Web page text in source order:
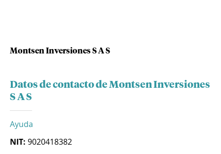
Montsen Inversiones S A S
Datos de contacto de Montsen Inversiones
S A S
Ayuda
NIT: 9020418382